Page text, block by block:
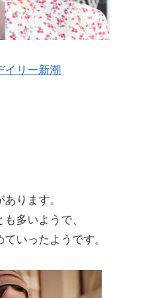
イリー新潮
ります。
多いようで、
いったようです。